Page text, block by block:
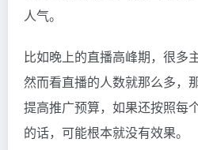
人气。
比如晚上的直播高峰期，很多
然而看直播的人数就那么多，
提高推广预算，如果还按照每
的话，可能根本就没有效果。